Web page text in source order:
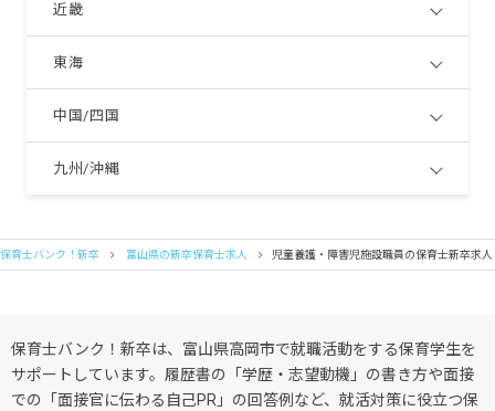
近畿
東海
中国/四国
九州/沖縄
保育士バンク！新卒 富山県の新卒保育士求人 児童養護・障害児施設職員の保育士新卒求人
保育士バンク！新卒は、富山県高岡市で就職活動をする保育学生を
サポートしています。履歴書の「学歴・志望動機」の書き方や面接
での「面接官に伝わる自己PR」の回答例など、就活対策に役立つ保